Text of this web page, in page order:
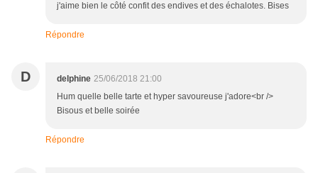
j'aime bien le côté confit des endives et des échalotes. Bises
Répondre
D delphine 25/06/2018 21:00
Hum quelle belle tarte et hyper savoureuse j'adore<br />
Bisous et belle soirée
Répondre